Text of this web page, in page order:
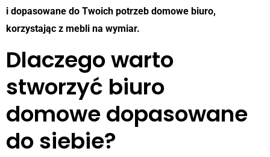
i dopasowane do Twoich potrzeb domowe biuro,
korzystając z mebli na wymiar.
Dlaczego warto
stworzyć biuro
domowe dopasowane
do siebie?